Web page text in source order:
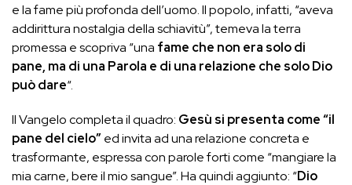
e la fame più profonda dell’uomo. Il popolo, infatti, “aveva
addirittura nostalgia della schiavitù”, temeva la terra
promessa e scopriva “una fame che non era solo di
pane, ma di una Parola e di una relazione che solo Dio
può dare“.
Il Vangelo completa il quadro: Gesù si presenta come “il
pane del cielo”ed invita ad una relazione concreta e
trasformante, espressa con parole forti come “mangiare la
mia carne, bere il mio sangue”. Ha quindi aggiunto: “Dio